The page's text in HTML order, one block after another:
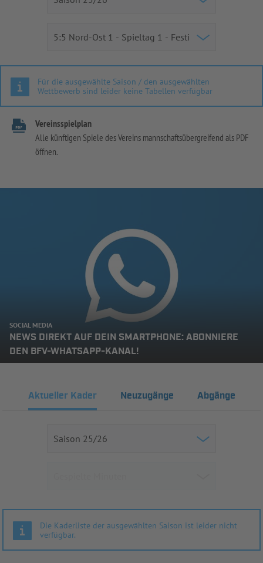
Für die ausgewählte Saison / den ausgewählten
Wettbewerb sind leider keine Tabellen verfügbar
Vereinsspielplan
Alle künftigen Spiele des Vereins mannschaftsübergreifend als PDF
öffnen.
SOCIAL MEDIA
NEWS DIREKT AUF DEIN SMARTPHONE: ABONNIERE
DEN BFV-WHATSAPP-KANAL!
Aktueller Kader Neuzugänge Abgänge
Die Kaderliste der ausgewählten Saison ist leider nicht
verfügbar.